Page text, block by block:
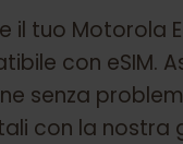
il tuo Motorola
con eSIM.
senza
con la nostra